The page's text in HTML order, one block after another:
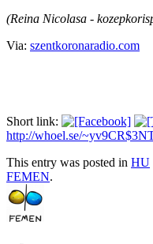
(Reina Nicolasa -
Via: szentkoronaradio.com
Short link:
http://whoel.se/
This entry was posted in HU
FEMEN.